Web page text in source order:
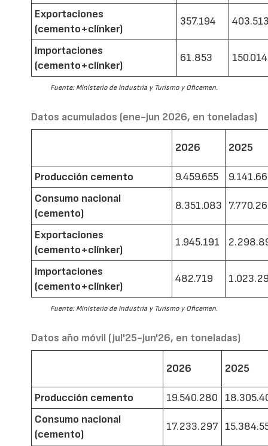
Exportaciones
(cemento+clínker)
357.194
Importaciones
(cemento+clínker)
61.853 150.014
Fuente: Ministerio de Industria y Turismo y Oficemen.
Datos acumulados (ene-jun 2026, en toneladas)
2026 2025
Producción cemento 9.459.655
Consumo nacional
(cemento)
8.351.083
Exportaciones
(cemento+clínker)
1.945.191
Importaciones
(cemento+clínker)
482.719
Fuente: Ministerio de Industria y Turismo y Oficemen.
Datos año móvil (jul'25-jun'26, en toneladas)
2026 2025
Producción cemento 19.540.280
Consumo nacional
(cemento)
17.233.297